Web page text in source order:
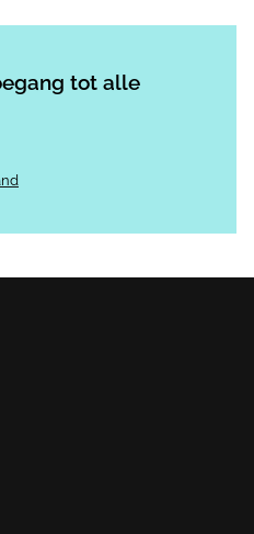
tot alle